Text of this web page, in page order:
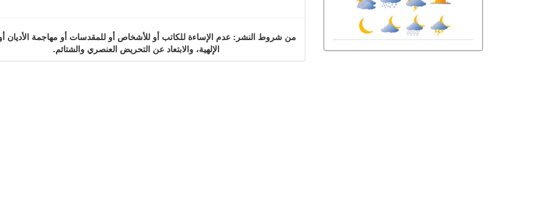
من شروط النشر: عدم الإساءة للكاتب أو للأشخاص أو للمقدسات أو مهاجمة الأديان
الإلهية، والابتعاد عن التحريض العنصري والشتائم.